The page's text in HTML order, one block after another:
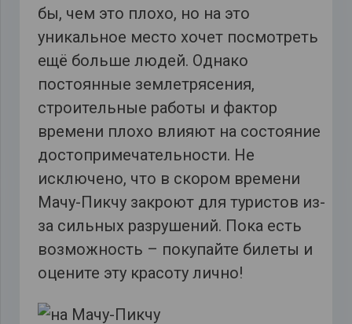
бы, чем это плохо, но на это
уникальное место хочет посмотреть
ещё больше людей. Однако
постоянные землетрясения,
строительные работы и фактор
времени плохо влияют на состояние
достопримечательности. Не
исключено, что в скором времени
Мачу-Пикчу закроют для туристов из-
за сильных разрушений. Пока есть
возможность – покупайте билеты и
оцените эту красоту лично!